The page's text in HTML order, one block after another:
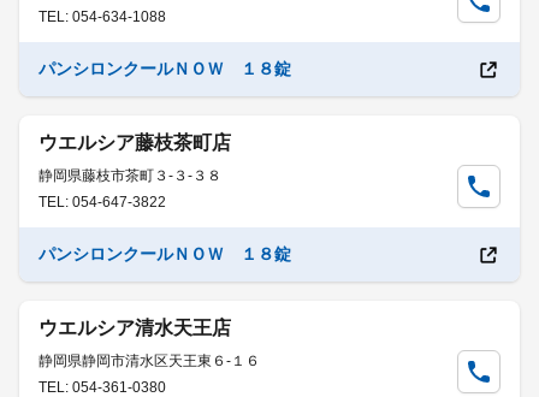
TEL: 054-634-1088
パンシロンクールＮＯＷ １８錠
ウエルシア藤枝茶町店
静岡県藤枝市茶町３-３-３８
TEL: 054-647-3822
パンシロンクールＮＯＷ １８錠
ウエルシア清水天王店
静岡県静岡市清水区天王東６-１６
TEL: 054-361-0380